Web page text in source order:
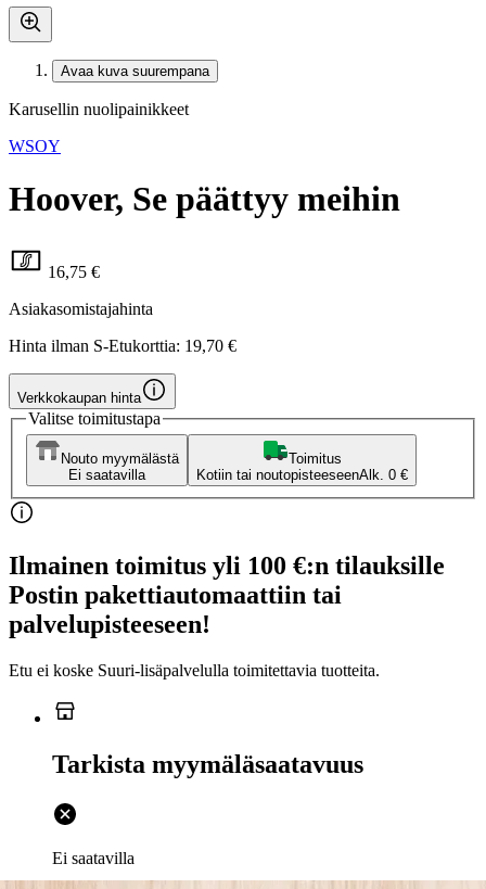
Avaa kuva suurempana
Karusellin nuolipainikkeet
WSOY
Hoover, Se päättyy meihin
16,75 €
Asiakasomistajahinta
Hinta ilman S-Etukorttia: 19,70 €
Verkkokaupan hinta
Valitse toimitustapa
Nouto myymälästä
Ei saatavilla
Toimitus
Kotiin tai noutopisteeseenAlk. 0 €
Ilmainen toimitus yli 100 €:n tilauksille
Postin pakettiautomaattiin tai
palvelupisteeseen!
Etu ei koske Suuri‑lisäpalvelulla toimitettavia tuotteita.
Tarkista myymäläsaatavuus
Ei saatavilla